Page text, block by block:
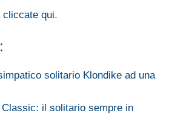
cliccate qui.
solitario Klondike ad una
il solitario sempre in